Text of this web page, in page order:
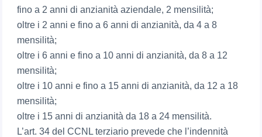
fino a 2 anni di anzianità aziendale, 2 mensilità;
oltre i 2 anni e fino a 6 anni di anzianità, da 4 a 8
mensilità;
oltre i 6 anni e fino a 10 anni di anzianità, da 8 a 12
mensilità;
oltre i 10 anni e fino a 15 anni di anzianità, da 12 a 18
mensilità;
oltre i 15 anni di anzianità da 18 a 24 mensilità.
L’art. 34 del CCNL terziario prevede che l’indennità